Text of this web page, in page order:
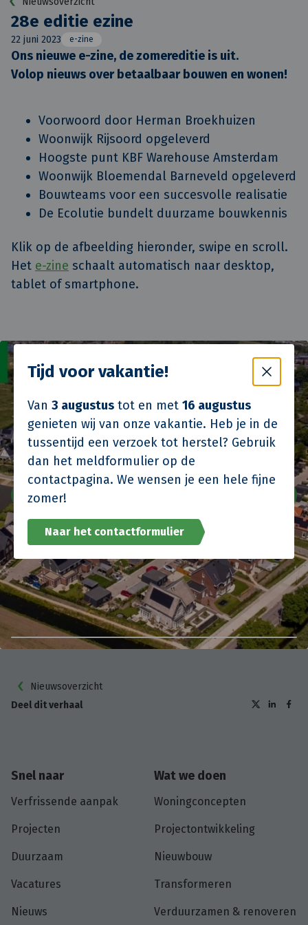
Tijd voor vakantie!
Van 3 augustus tot en met 16 augustus
genieten wij van onze vakantie. Heb je in de
tussentijd een verzoek tot herstel? Gebruik
dan het meldformulier op de
contactpagina. We wensen je een hele fijne
zomer!
Naar het contactformulier
28e editie ezine
22 juni 2023 e-zine
Ons nieuwe e-zine, de zomereditie is uit.
Volop nieuws over betaalbaar bouwen en wonen!
Voorwoord door Herman Broekhuizen
Woonwijk Rijsoord opgeleverd
Hoogste punt KBF Warehouse Amsterdam
Woonwijk Bloemendal Barneveld opgeleverd
Bouwteams voor een succesvolle realisatie
De Ecolutie bundelt duurzame bouwkennis
Klik op de afbeelding hieronder, swipe en scroll.
Het e-zine schaalt automatisch naar desktop,
tablet of smartphone.
Nieuwsoverzicht
Deel dit verhaal
Snel naar
Verfrissende aanpak
Projecten
Duurzaam
Vacatures
Nieuws
Wat we doen
Woningconcepten
Projectontwikkeling
Nieuwbouw
Transformeren
Verduurzamen & renoveren